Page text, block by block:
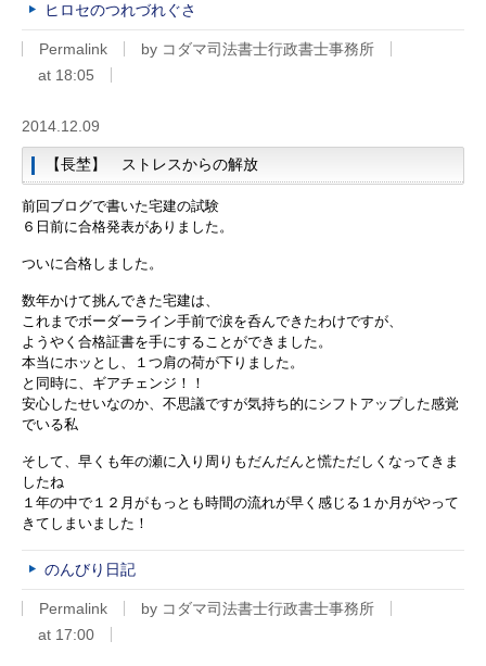
ヒロセのつれづれぐさ
Permalink
by コダマ司法書士行政書士事務所
at 18:05
2014.12.09
【長埜】 ストレスからの解放
前回ブログで書いた宅建の試験
６日前に合格発表がありました。
ついに合格しました。
数年かけて挑んできた宅建は、
これまでボーダーライン手前で涙を呑んできたわけですが、
ようやく合格証書を手にすることができました。
本当にホッとし、１つ肩の荷が下りました。
と同時に、ギアチェンジ！！
安心したせいなのか、不思議ですが気持ち的にシフトアップした感覚
でいる私
そして、早くも年の瀬に入り周りもだんだんと慌ただしくなってきま
したね
１年の中で１２月がもっとも時間の流れが早く感じる１か月がやって
きてしまいました！
のんびり日記
Permalink
by コダマ司法書士行政書士事務所
at 17:00